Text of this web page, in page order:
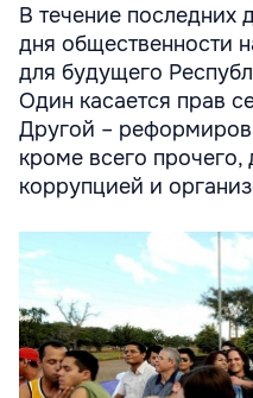
В течение последних
дня общественности
для будущего
Один касается прав
Другой –
кроме всего
коррупцией и